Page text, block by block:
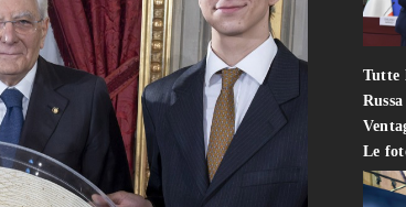
Tutte
Le